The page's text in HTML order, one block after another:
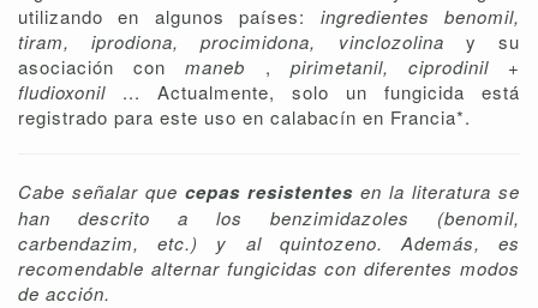
utilizando en algunos países: ingredientes benomil,
tiram, iprodiona, procimidona, vinclozolina y su
asociación conmaneb , pirimetanil, ciprodinil +
fludioxonil ... Actualmente, solo un fungicida está
registrado para este uso en calabacín en Francia*.
Cabe señalar que cepas resistentes en la literatura se
han descrito a los benzimidazoles (benomil,
carbendazim, etc.) y al quintozeno. Además, es
recomendable alternar fungicidas con diferentes modos
de acción.